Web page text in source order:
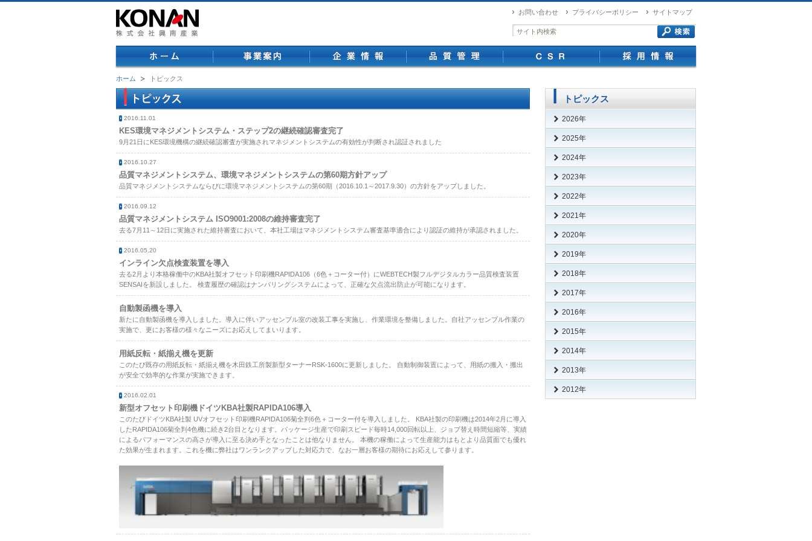
お問い合わせ プライバシーポリシー サイトマップ
ホーム 事業案内 企業情報 品質管理 CSR 採用情報
ホーム トピックス
2016.11.01
KES環境マネジメントシステム・ステップ2の継続確認審査完了
9月21日にKES環境機構の継続確認審査が実施されマネジメントシステムの有効性が判断され認証されました
2016.10.27
品質マネジメントシステム、環境マネジメントシステムの第60期方針アップ
品質マネジメントシステムならびに環境マネジメントシステムの第60期（2016.10.1～2017.9.30）の方針をアップしました。
2016.09.12
品質マネジメントシステム ISO9001:2008の維持審査完了
去る7月11～12日に実施された維持審査において、本社工場はマネジメントシステム審査基準適合により認証の維持が承認されました。
2016.05.20
インライン欠点検査装置を導入
去る2月より本格稼働中のKBA社製オフセット印刷機RAPIDA106（6色＋コーター付）にWEBTECH製フルデジタルカラー品質検査装置
SENSAIを新設しました。 検査履歴の確認はナンバリングシステムによって、正確な欠点流出防止が可能になります。
自動製函機を導入
新たに自動製函機を導入しました。導入に伴いアッセンブル室の改装工事を実施し、作業環境を整備しました。自社アッセンブル作業の
実施で、更にお客様の様々なニーズにお応えしてまいります。
用紙反転・紙揃え機を更新
このたび既存の用紙反転・紙揃え機を木田鉄工所製新型ターナーRSK-1600に更新しました。 自動制御装置によって、用紙の搬入・搬出
が安全で効率的な作業が実施できます。
2016.02.01
新型オフセット印刷機ドイツKBA社製RAPIDA106導入
このたびドイツKBA社製 UVオフセット印刷機RAPIDA106菊全判6色＋コーター付を導入しました。 KBA社製の印刷機は2014年2月に導入
したRAPIDA106菊全判4色機に続き2台目となります。パッケージ生産で印刷スピード毎時14,000回転以上、ジョブ替え時間短縮等、実績
によるパフォーマンスの高さが導入に至る決め手となったことは他なりません。 本機の稼働によって生産能力はもとより品質面でも優れ
た効果が生まれます。これを機に弊社はワンランクアップした対応力で、なお一層お客様の期待にお応えして参ります。
トピックス
n 2026年
n 2025年
n 2024年
n 2023年
n 2022年
n 2021年
n 2020年
n 2019年
n 2018年
n 2017年
n 2016年
n 2015年
n 2014年
n 2013年
n 2012年